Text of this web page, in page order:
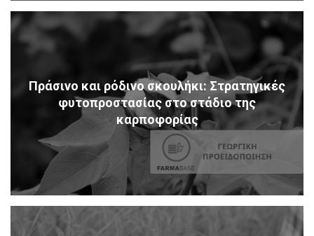
Πράσινο και ρόδινο σκουλήκι: Στρατηγικές
φυτοπροστασίας στο στάδιο της
καρποφορίας